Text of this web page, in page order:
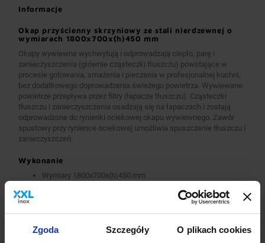
Zgoda Szczegóły O plikach cookies
Informacje
Okap przyścienny skrzyniowy ze stali nierdzewnej o
wymiarach 1800x700x(h)450 mm
Okapy wywiewne wychwytują i odprowadzają ciepło, parę i
zanieczyszczenia (głównie cząsteczki tłuszczu) powstające w
procesie gotowania, smażenia i pieczenia w profesjonalnej kuchni,
bez dodatkowego doprowadzenia świeżego powietrza. Wywiewane
powietrze przepływa przez filtry (łapacze tłuszczu). Cząsteczki
tłuszczu i zanieczyszczenia osadzają się na łapaczach i zostają
odprowadzone do rynienki ociekowej okapu wywiewnego. Zawór
spustowy przy rynience ociekowej umożliwia spuszczenie tłuszczu i
zanieczyszczeń.
Wykonanie
Wymiary 1800x700x(h)450 mm
Okapy wywiewne o wymiarach A>2600 mm wykonane są w
wersji łączonej (skręcanej) z dwóch lub więcej przelotowych
Okapy wyposażone są w system otworów i zawiesi